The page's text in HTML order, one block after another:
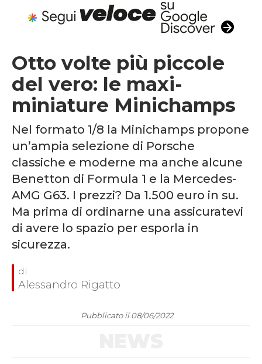
Otto volte più piccole
del vero: le maxi-
miniature Minichamps
Nel formato 1/8 la Minichamps propone
un’ampia selezione di Porsche
classiche e moderne ma anche alcune
Benetton di Formula 1 e la Mercedes-
AMG G63. I prezzi? Da 1.500 euro in su.
Ma prima di ordinarne una assicuratevi
di avere lo spazio per esporla in
sicurezza.
Alessandro Rigatto
Pubblicato il 08/06/2022